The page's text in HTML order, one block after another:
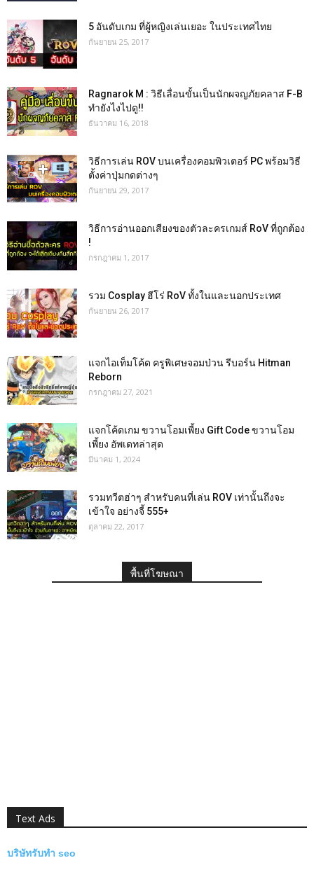
5 อันดับเกม ที่ผู้หญิงเล่นเยอะ ในประเทศไทย
กันยายน 25, 2017
Ragnarok M : วิธีเลื่อนขั้นเป็นนักผจญภัยคลาส F-B
ทำยังไงไปดู!!
ธันวาคม 16, 2018
วิธีการเล่น ROV บนเครื่องคอมพิวเตอร์ PC พร้อมวิธี
ตั้งค่าปุ่มกดต่างๆ
กันยายน 29, 2017
วิธีการอ่านออกเสียงของตัวละครเกมส์ RoV ที่ถูกต้อง
!
กรกฎาคม 1, 2017
รวม Cosplay ฮีโร่ RoV ทั้งในและนอกประเทศ
กันยายน 26, 2017
แจกไอเท็มโค้ด ครูพิเศษจอมป่วน รีบอร์น Hitman
Reborn
กรกฎาคม 27, 2021
แจกโค้ดเกม ขวานโอมเพี้ยง Gift Code ขวานโอม
เพี้ยง อัพเดทล่าสุด
มีนาคม 1, 2024
รวมทวีตฮ่าๆ สำหรับคนที่เล่น ROV เท่านั้นถึงจะ
เข้าใจ อย่างจี้ 555+
ตุลาคม 22, 2017
พื้นที่โฆษณา
Text Ads
บริษัทรับทำ seo